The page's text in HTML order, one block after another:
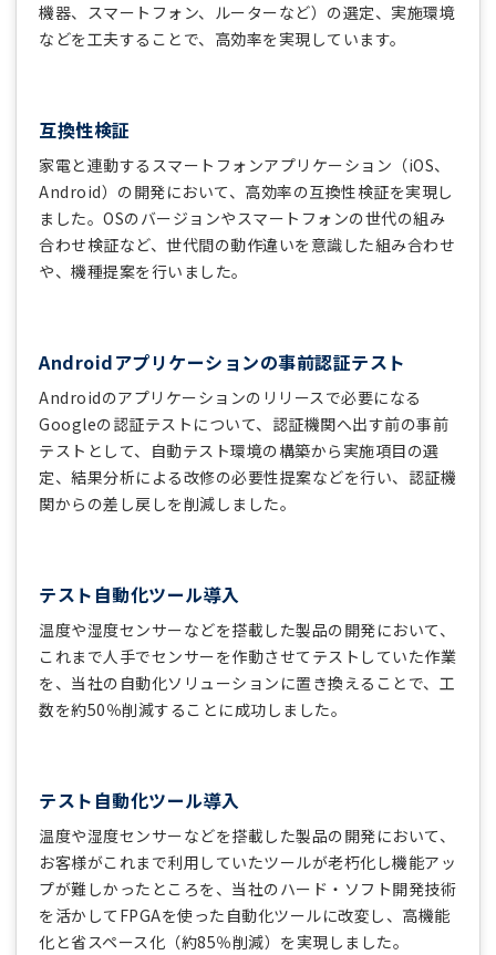
機器、スマートフォン、ルーターなど）の選定、実施環境
などを工夫することで、高効率を実現しています。
互換性検証
家電と連動するスマートフォンアプリケーション（iOS、
Android）の開発において、高効率の互換性検証を実現し
ました。OSのバージョンやスマートフォンの世代の組み
合わせ検証など、世代間の動作違いを意識した組み合わせ
や、機種提案を行いました。
Androidアプリケーションの事前認証テスト
Androidのアプリケーションのリリースで必要になる
Googleの認証テストについて、認証機関へ出す前の事前
テストとして、自動テスト環境の構築から実施項目の選
定、結果分析による改修の必要性提案などを行い、認証機
関からの差し戻しを削減しました。
テスト自動化ツール導入
温度や湿度センサーなどを搭載した製品の開発において、
これまで人手でセンサーを作動させてテストしていた作業
を、当社の自動化ソリューションに置き換えることで、工
数を約50％削減することに成功しました。
テスト自動化ツール導入
温度や湿度センサーなどを搭載した製品の開発において、
お客様がこれまで利用していたツールが老朽化し機能アッ
プが難しかったところを、当社のハード・ソフト開発技術
を活かしてFPGAを使った自動化ツールに改変し、高機能
化と省スペース化（約85％削減）を実現しました。